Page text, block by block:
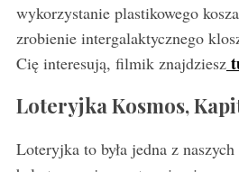
wykorzystanie plastikowego
zrobienie intergalaktycznego
Cię interesują, filmik znajdziesz
Loteryjka Kosmos,
Loteryjka to była jedna z
o
r
: